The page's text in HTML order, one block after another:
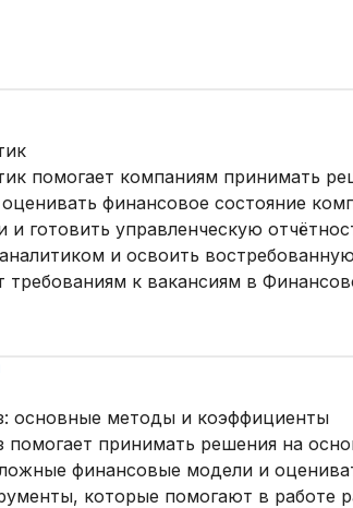
помогает компаниям принимать
финансовое состояние
и готовить управленческую
и освоить
требованиям к вакансиям в
основные методы и коэффициенты
помогает принимать решения на
финансовые модели и
которые помогают в работе